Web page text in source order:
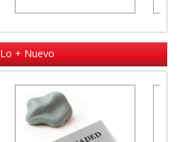
Lo + Nuevo